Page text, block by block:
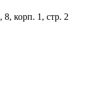
8, корп. 1, стр. 2